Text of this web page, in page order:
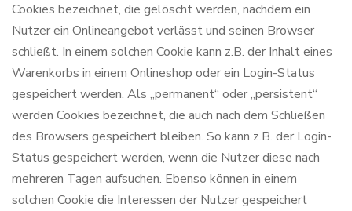
Cookies bezeichnet, die gelöscht werden, nachdem ein
Nutzer ein Onlineangebot verlässt und seinen Browser
schließt. In einem solchen Cookie kann z.B. der Inhalt eines
Warenkorbs in einem Onlineshop oder ein Login-Status
gespeichert werden. Als „permanent“ oder „persistent“
werden Cookies bezeichnet, die auch nach dem Schließen
des Browsers gespeichert bleiben. So kann z.B. der Login-
Status gespeichert werden, wenn die Nutzer diese nach
mehreren Tagen aufsuchen. Ebenso können in einem
solchen Cookie die Interessen der Nutzer gespeichert